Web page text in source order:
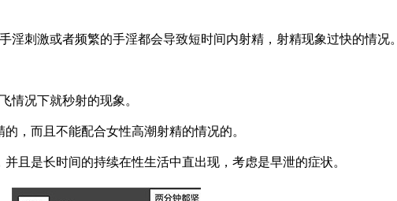
刺激或者频繁的手淫都会导致短时间内射精，射精现象过快的情况。
情况下就秒射的现象。
，而且不能配合女性高潮射精的情况的。
且是长时间的持续在性生活中直出现，考虑是早泄的症状。